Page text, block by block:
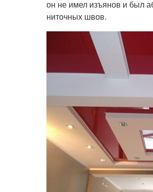
он не имел изъянов и был
ниточных швов.